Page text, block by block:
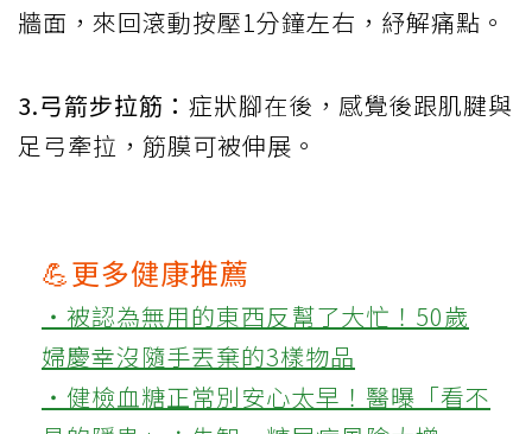
牆面，來回滾動按壓1分鐘左右，紓解痛點。
3.弓箭步拉筋： 症狀腳在後，感覺後跟肌腱與
足弓牽拉，筋膜可被伸展。
💪更多健康推薦
‧被認為無用的東西反幫了大忙！50歲
婦慶幸沒隨手丟棄的3樣物品
‧健檢血糖正常別安心太早！醫曝「看不